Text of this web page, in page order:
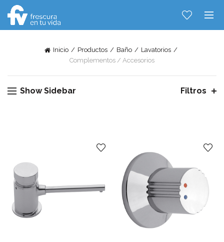
Inicio Productos Baño
Lavatorios
Complementos / Accesorios
Show Sidebar Filtros
Solo tenes que decirme: Hola